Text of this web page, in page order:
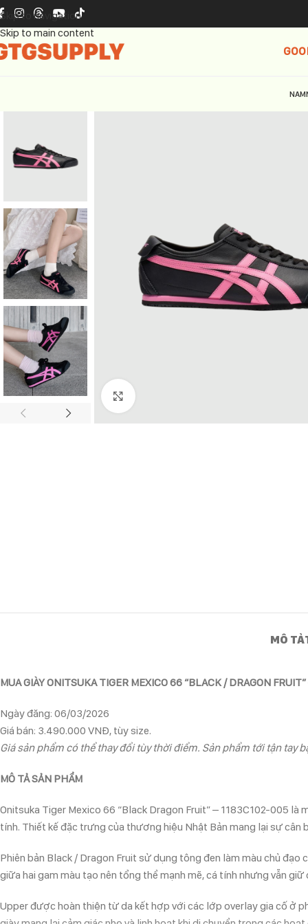
Skip to navigation
Skip to main content
NAM
MÔ TẢ
MUA GIÀY ONITSUKA TIGER MEXICO 66 “BLACK / DRAGON
Ngày đăng: 06/03/2026
Giá bán: 3.490.000 VNĐ, tùy size.
Giá sản phẩm có thể thay đổi tùy thời điểm. Sản phẩm tới tận tay
MÔ TẢ SẢN PHẨM
Onitsuka Tiger Mexico 66 “Black Dragon Fruit” – 1183C102-005
tính. Thiết kế đặc trưng của thương hiệu Nhật Bản mang lại sự
Phiên bản Black / Dragon Fruit sử dụng tông đen làm màu chủ
giữa hai gam màu tạo nên tổng thể mạnh mẽ, cá tính nhưng vẫn
Upper được hoàn thiện từ da kết hợp với các lớp overlay gia cố ở